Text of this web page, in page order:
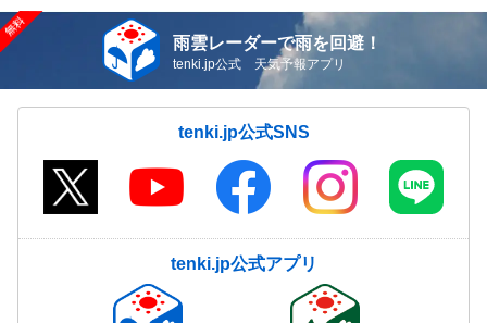
雨雲レーダーで雨を回避！
tenki.jp公式 天気予報アプリ
tenki.jp公式SNS
tenki.jp公式アプリ